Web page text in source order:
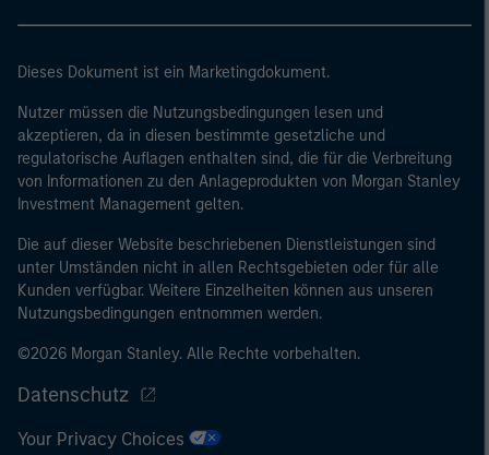
Eigenmittel von 2 Mio. EUR, das für eigene Rechnung
Regierung, einschließlich Stellen der staatlichen
Schuldenverwaltung auf nationaler oder regionaler
Ebene, Zentralbanken, internationaler und
supranationaler Einrichtungen wie die Weltbank, der
IWF, die EZB, die EIB und andere vergleichbare
internationale Organisationen, die auf eigene Rechnung
handeln.
Bitte beachten Sie, dass die Definition eines
Regulierungsbehörde des Landes abweichen kann, von
dem aus auf die Website zugegriffen wird.
Dieses Dokument ist ein Marketingdokument.
Nutzer müssen die Nutzungsbedingungen lesen und
akzeptieren, da in diesen bestimmte gesetzliche und
regulatorische Auflagen enthalten sind, die für die Verbreitung
von Informationen zu den Anlageprodukten von Morgan Stanley
Investment Management gelten.
Die auf dieser Website beschriebenen Dienstleistungen sind
unter Umständen nicht in allen Rechtsgebieten oder für alle
Kunden verfügbar. Weitere Einzelheiten können aus unseren
Nutzungsbedingungen entnommen werden.
©2026 Morgan Stanley. Alle Rechte vorbehalten.
Datenschutz
Your Privacy Choices